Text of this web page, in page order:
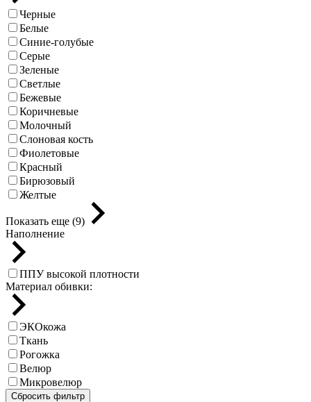
Черные
Белые
Синие-голубые
Серые
Зеленые
Светлые
Бежевые
Коричневые
Молочный
Слоновая кость
Фиолетовые
Красный
Бирюзовый
Желтые
Показать еще (9)
Наполнение
ППУ высокой плотности
Материал обивки:
ЭКОкожа
Ткань
Рогожка
Велюр
Микровелюр
Сбросить фильтр